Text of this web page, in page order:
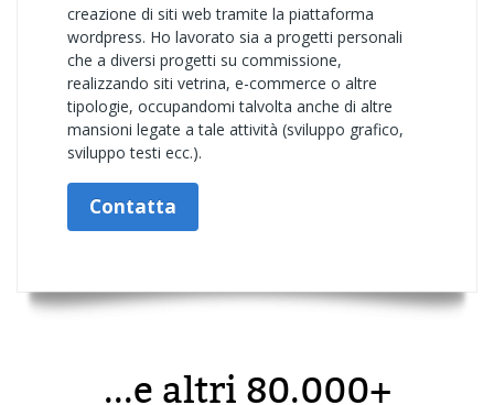
creazione di siti web tramite la piattaforma
wordpress. Ho lavorato sia a progetti personali
che a diversi progetti su commissione,
realizzando siti vetrina, e-commerce o altre
tipologie, occupandomi talvolta anche di altre
mansioni legate a tale attività (sviluppo grafico,
sviluppo testi ecc.).
Contatta
...e altri 80.000+